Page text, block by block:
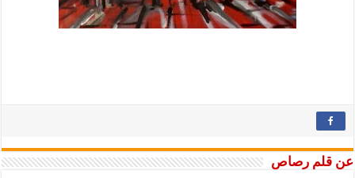
عن قلم رصاص